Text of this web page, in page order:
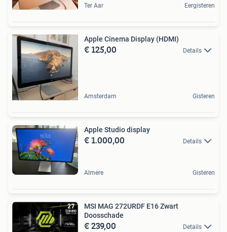
Ter Aar Eergisteren
Apple Cinema Display (HDMI)
€ 125,00 Details
Amsterdam Gisteren
Apple Studio display
€ 1.000,00 Details
Almere Gisteren
MSI MAG 272URDF E16 Zwart
Doosschade
€ 239,00 Details